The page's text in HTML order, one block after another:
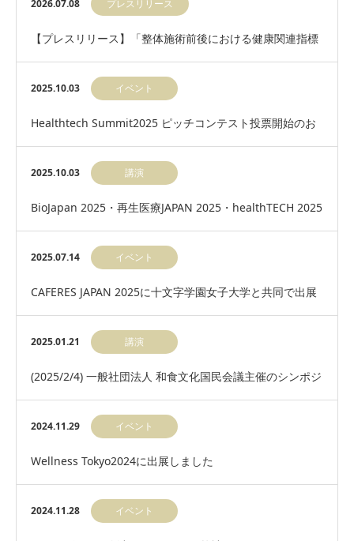
2026.07.08 プレスリリース
【プレスリリース】「整体施術前後における健康関連指標
の変化に関する探索研究」共同研究開始のお知らせ
2025.10.03 イベント
Healthtech Summit2025 ピッチコンテスト投票開始のお
知らせ
2025.10.03 講演
BioJapan 2025・再生医療JAPAN 2025・healthTECH 2025
に出展します…
2025.07.14 イベント
CAFERES JAPAN 2025に十文字学園女子大学と共同で出展
いたします。
2025.01.21 講演
(2025/2/4) 一般社団法人 和食文化国民会議主催のシンポジ
ウムで弊社科学アドバイザー 辻 典…
2024.11.29 イベント
Wellness Tokyo2024に出展しました
2024.11.28 イベント